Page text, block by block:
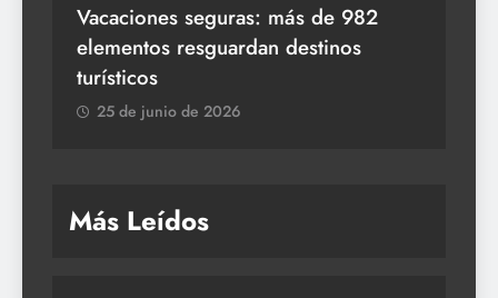
Vacaciones seguras: más de 982
elementos resguardan destinos
turísticos
25 de junio de 2026
Más Leídos